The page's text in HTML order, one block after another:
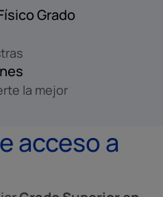
Grado
la mejor
acceso a